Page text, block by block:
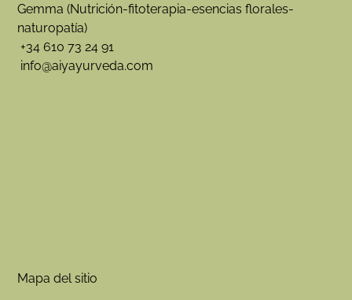
Gemma (Nutrición-fitoterapia-esencias florales-
naturopatía)
+34 610 73 24 91
info@aiyayurveda.com
Mapa del sitio